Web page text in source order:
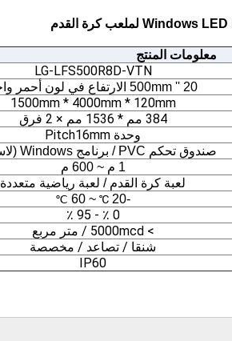
معلومات المنتج
LG-LFS500R8D-VTN
20 '' 500mm الارتفاع في لون أحمر واحد
1500mm * 4000mm * 120mm
384 مم * 1536 مم × 2 فرق
وحدة Pitch16mm
صندوق تحكم PVC / برنامج Windows (لاسلكي)
1 م ~ 600 م
لعبة كرة القدم / لعبة رياضية متعددة
-20
℃
~ 60
℃
0 ٪ - 95 ٪
> 5000mcd / متر مربع
شنقا / تصاعد / مخصصة
IP60